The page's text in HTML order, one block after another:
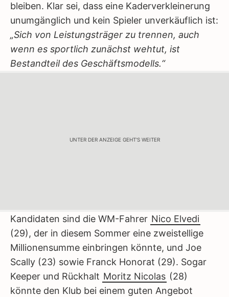
bleiben. Klar sei, dass eine Kaderverkleinerung
unumgänglich und kein Spieler unverkäuflich ist:
„Sich von Leistungsträger zu trennen, auch
wenn es sportlich zunächst wehtut, ist
Bestandteil des Geschäftsmodells.“
UNTER DER ANZEIGE GEHT'S WEITER
Kandidaten sind die WM-Fahrer Nico Elvedi
(29), der in diesem Sommer eine zweistellige
Millionensumme einbringen könnte, und Joe
Scally (23) sowie Franck Honorat (29). Sogar
Keeper und Rückhalt Moritz Nicolas (28)
könnte den Klub bei einem guten Angebot